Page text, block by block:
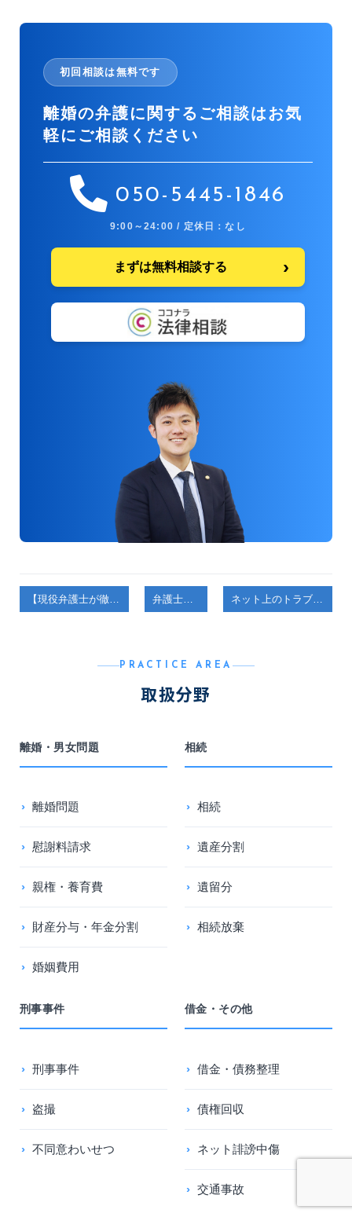
初回相談は無料です
離婚の弁護に関するご相談はお気
軽にご相談ください
050-5445-1846
9:00～24:00 / 定休日：なし
まずは無料相談する
ネット上のトラブル解決を自力で進めるには？送信元特定手続きを行う際の費用と進め方を徹底解説
PRACTICE AREA
取扱分野
離婚・男女問題
離婚問題
慰謝料請求
親権・養育費
財産分与・年金分割
婚姻費用
相続
相続
遺産分割
遺留分
相続放棄
刑事事件
刑事事件
盗撮
不同意わいせつ
借金・その他
借金・債務整理
債権回収
ネット誹謗中傷
交通事故